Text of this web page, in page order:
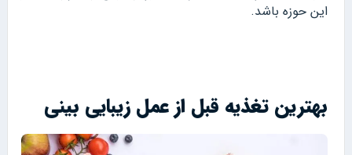
این حوزه باشد.
بهترین تغذیه قبل از عمل زیبایی بینی